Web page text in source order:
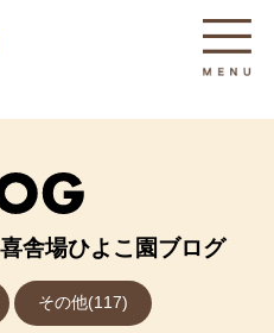
舎場ひよこ園ブログ
その他(117)